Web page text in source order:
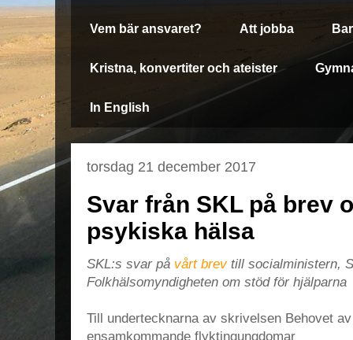
Vem bär ansvaret? Att jobba
Kristna, konvertiter och ateister
In English
torsdag 21 december 2017
Svar från SKL på brev
psykiska hälsa
SKL:s svar på vårt brev till socialministern,
Folkhälsomyndigheten om stöd för hjälparna
Till undertecknarna av skrivelsen Behovet
ensamkommande flyktingungdomar